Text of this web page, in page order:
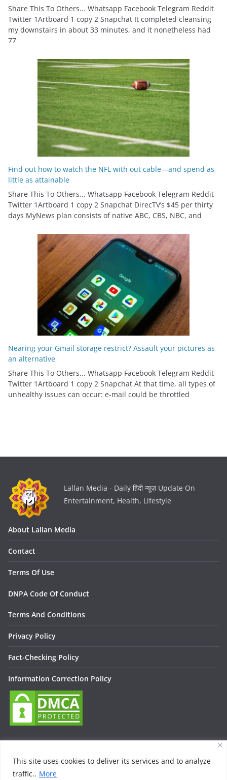
This site uses cookies to deliver its services and to analyze
traffic.. More
Share This To Others... Whatsapp Facebook Telegram Reddit
Twitter 1Artboard 1 copy 2 Snapchat It completed cleansing
my downstairs in about 33 minutes, and it nonetheless had
77
Find out how to watch the NFL with out cable—and spend as
little as attainable
Share This To Others... Whatsapp Facebook Telegram Reddit
Twitter 1Artboard 1 copy 2 Snapchat DirecTV’s $45 per thirty
days MyNews plan consists of native ABC, CBS, NBC, and
Nearing your Gmail storage restrict? Assault your pictures as
an alternative
Share This To Others... Whatsapp Facebook Telegram Reddit
Twitter 1Artboard 1 copy 2 Snapchat At that time, all types of
unhealthy issues can occur: e-mail could be throttled
Lallan Media - Daily हिंदी न्यूज़ Update On
Entertainment, Health, Lifestyle
About Lallan Media
Contact
Terms Of Use
DNPA Code Of Conduct
Terms And Conditions
Privacy Policy
Fact-Checking Policy
Information Correction Policy
Copyright © 2026